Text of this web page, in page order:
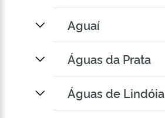
Aguaí
Águas da Prata
Águas de Lindóia